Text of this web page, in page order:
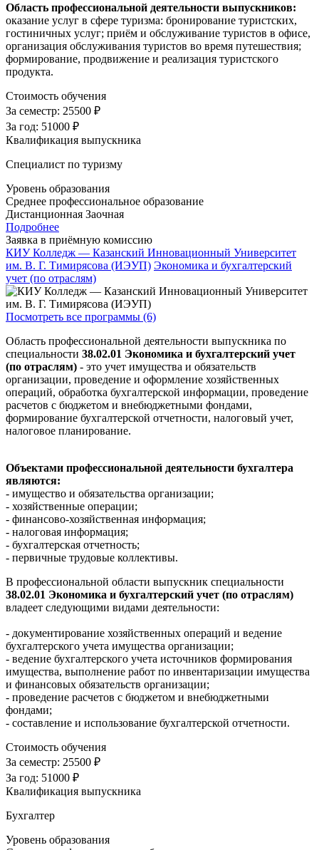
Область профессиональной деятельности выпускников:
оказание услуг в сфере туризма: бронирование туристских,
гостиничных услуг; приём и обслуживание туристов в офисе,
организация обслуживания туристов во время путешествия;
формирование, продвижение и реализация туристского
продукта.
Стоимость обучения
За семестр: 25500 ₽
За год: 51000 ₽
Квалификация выпускника
Специалист по туризму
Уровень образования
Среднее профессиональное образование
Дистанционная Заочная
Подробнее
Заявка в приёмную комиссию
КИУ Колледж — Казанский Инновационный Университет
им. В. Г. Тимирясова (ИЭУП) Экономика и бухгалтерский
учет (по отраслям)
Посмотреть все программы (6)
Область профессиональной деятельности выпускника по
специальности 38.02.01 Экономика и бухгалтерский учет
(по отраслям) - это учет имущества и обязательств
организации, проведение и оформление хозяйственных
операций, обработка бухгалтерской информации, проведение
расчетов с бюджетом и внебюджетными фондами,
формирование бухгалтерской отчетности, налоговый учет,
налоговое планирование.
Объектами профессиональной деятельности бухгалтера
являются:
- имущество и обязательства организации;
- хозяйственные операции;
- финансово-хозяйственная информация;
- налоговая информация;
- бухгалтерская отчетность;
- первичные трудовые коллективы.
В профессиональной области выпускник специальности
38.02.01 Экономика и бухгалтерский учет (по отраслям)
владеет следующими видами деятельности:
- документирование хозяйственных операций и ведение
бухгалтерского учета имущества организации;
- ведение бухгалтерского учета источников формирования
имущества, выполнение работ по инвентаризации имущества
и финансовых обязательств организации;
- проведение расчетов с бюджетом и внебюджетными
фондами;
- составление и использование бухгалтерской отчетности.
Стоимость обучения
За семестр: 25500 ₽
За год: 51000 ₽
Квалификация выпускника
Бухгалтер
Уровень образования